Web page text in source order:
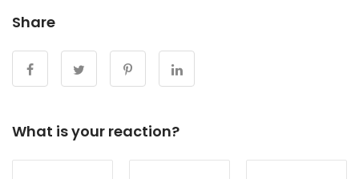
Share
What is your reaction?